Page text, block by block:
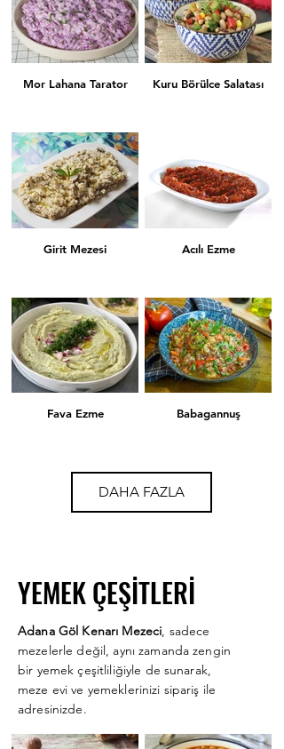
Kuru Biber Dolması
Köpoğlu Tahin Tarator
Karışık Kızartma Şakşuka
Kısır
Mor Lahana Tarator Kuru Börülce Salatası
Girit Mezesi Acılı Ezme
Fava Ezme Babagannuş
Rum Mezesi
DAHA FAZLA
YEMEK ÇEŞİTLERİ
Adana Göl Kenarı Mezeci, sadece
mezelerle değil, aynı zamanda zengin
bir yemek çeşitliliğiyle de sunarak,
meze evi ve yemeklerinizi sipariş ile
adresinizde.